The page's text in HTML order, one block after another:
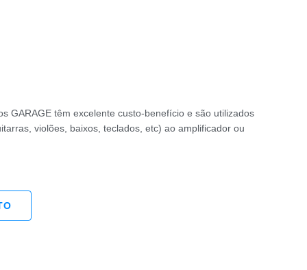
GARAGE têm excelente custo-benefício e são utilizados
violões, baixos, teclados, etc) ao amplificador ou